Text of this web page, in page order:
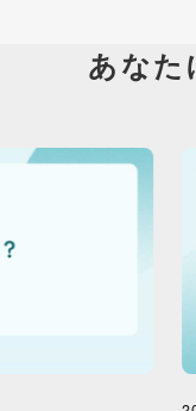
あなた